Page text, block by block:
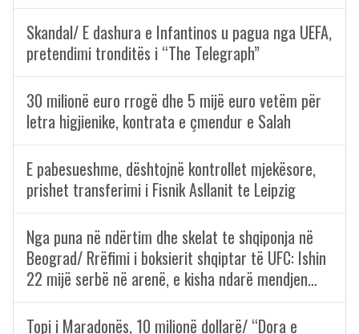
Skandal/ E dashura e Infantinos u pagua nga UEFA,
pretendimi tronditës i “The Telegraph”
30 milionë euro rrogë dhe 5 mijë euro vetëm për
letra higjienike, kontrata e çmendur e Salah
E pabesueshme, dështojnë kontrollet mjekësore,
prishet transferimi i Fisnik Asllanit te Leipzig
Nga puna në ndërtim dhe skelat te shqiponja në
Beograd/ Rrëfimi i boksierit shqiptar të UFC: Ishin
22 mijë serbë në arenë, e kisha ndarë mendjen…
Topi i Maradonës, 10 milionë dollarë/ “Dora e